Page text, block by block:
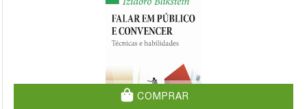
COMPRAR